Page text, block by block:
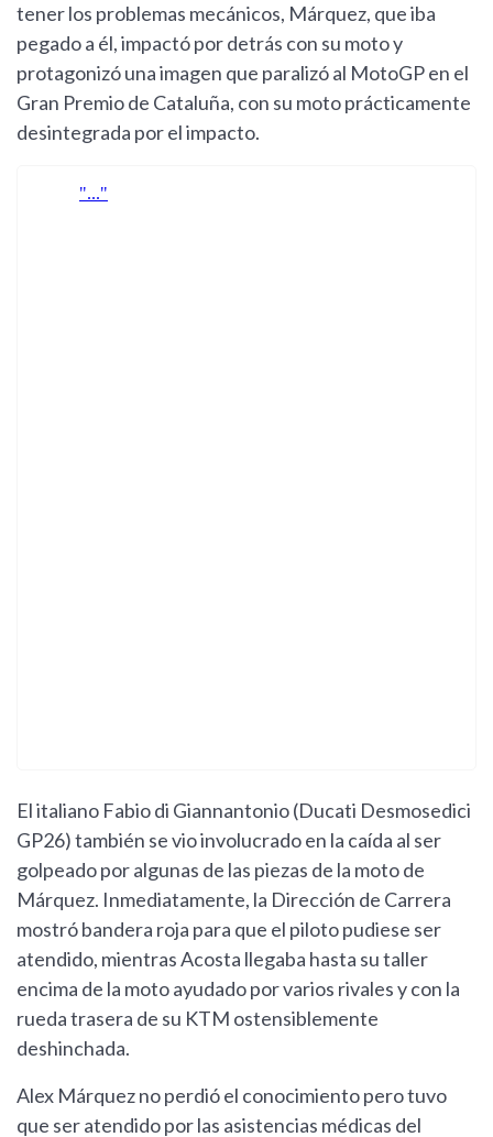
tener los problemas mecánicos, Márquez, que iba
pegado a él, impactó por detrás con su moto y
protagonizó una imagen que paralizó al MotoGP en el
Gran Premio de Cataluña, con su moto prácticamente
desintegrada por el impacto.
El italiano Fabio di Giannantonio (Ducati Desmosedici
GP26) también se vio involucrado en la caída al ser
golpeado por algunas de las piezas de la moto de
Márquez. Inmediatamente, la Dirección de Carrera
mostró bandera roja para que el piloto pudiese ser
atendido, mientras Acosta llegaba hasta su taller
encima de la moto ayudado por varios rivales y con la
rueda trasera de su KTM ostensiblemente
deshinchada.
Alex Márquez no perdió el conocimiento pero tuvo
que ser atendido por las asistencias médicas del